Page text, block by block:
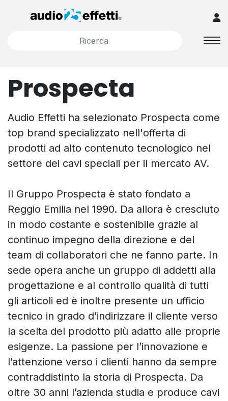
Prospecta
Audio Effetti ha selezionato Prospecta come
top brand specializzato nell'offerta di
prodotti ad alto contenuto tecnologico nel
settore dei cavi speciali per il mercato AV.
Il Gruppo Prospecta è stato fondato a
Reggio Emilia nel 1990. Da allora è cresciuto
in modo costante e sostenibile grazie al
continuo impegno della direzione e del
team di collaboratori che ne fanno parte. In
sede opera anche un gruppo di addetti alla
progettazione e al controllo qualità di tutti
gli articoli ed è inoltre presente un ufficio
tecnico in grado d’indirizzare il cliente verso
la scelta del prodotto più adatto alle proprie
esigenze. La passione per l’innovazione e
l’attenzione verso i clienti hanno da sempre
contraddistinto la storia di Prospecta. Da
oltre 30 anni l’azienda studia e produce cavi